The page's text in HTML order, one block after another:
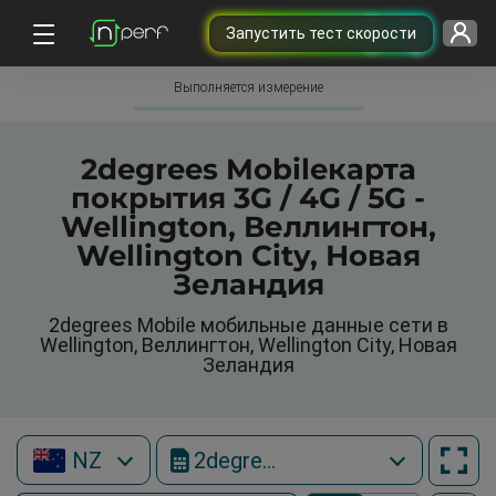
Запустить тест скорости
Выполняется измерение
2degrees Mobileкарта
покрытия 3G / 4G / 5G -
Wellington, Веллингтон,
Wellington City, Новая
Зеландия
2degrees Mobile мобильные данные сети в
Wellington, Веллингтон, Wellington City, Новая
Зеландия
NZ 2degrees Mobile